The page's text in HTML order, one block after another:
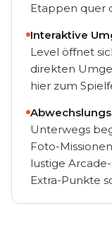
Etappen quer
Interaktive
Level öffnet
direkten
hier zum
Unterwegs
Foto-
lustige
Extra-Punkte